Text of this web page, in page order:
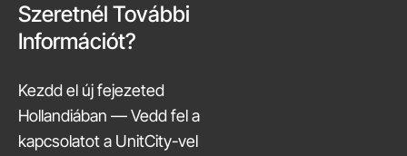
Szeretnél További
Információt?
Kezdd el új fejezeted
Hollandiában — Vedd fel a
kapcsolatot a UnitCity-vel